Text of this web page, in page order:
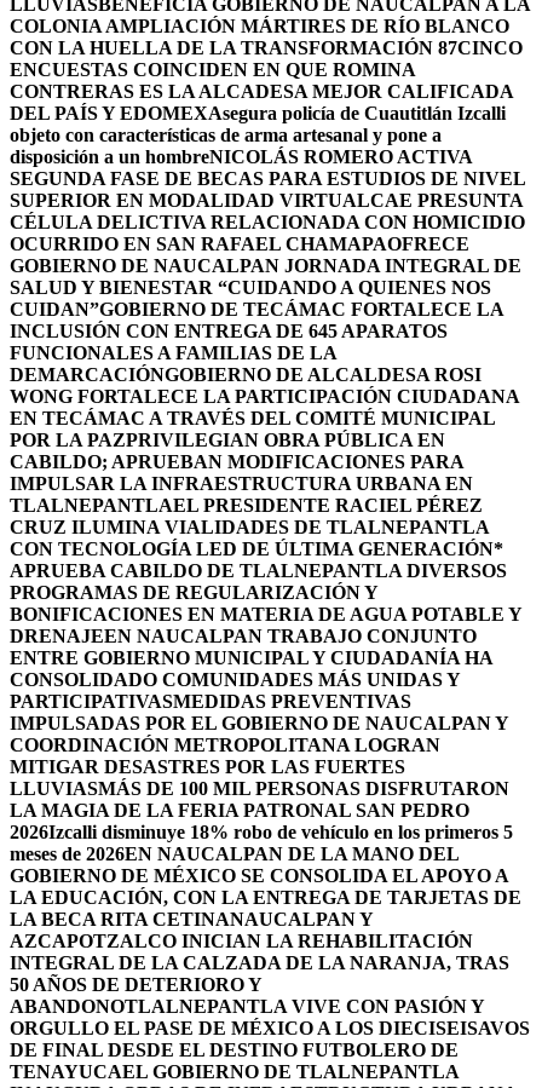
LLUVIASBENEFICIA GOBIERNO DE NAUCALPAN A LA
COLONIA AMPLIACIÓN MÁRTIRES DE RÍO BLANCO
CON LA HUELLA DE LA TRANSFORMACIÓN 87CINCO
ENCUESTAS COINCIDEN EN QUE ROMINA
CONTRERAS ES LA ALCADESA MEJOR CALIFICADA
DEL PAÍS Y EDOMEXAsegura policía de Cuautitlán Izcalli
objeto con características de arma artesanal y pone a
disposición a un hombreNICOLÁS ROMERO ACTIVA
SEGUNDA FASE DE BECAS PARA ESTUDIOS DE NIVEL
SUPERIOR EN MODALIDAD VIRTUALCAE PRESUNTA
CÉLULA DELICTIVA RELACIONADA CON HOMICIDIO
OCURRIDO EN SAN RAFAEL CHAMAPAOFRECE
GOBIERNO DE NAUCALPAN JORNADA INTEGRAL DE
SALUD Y BIENESTAR “CUIDANDO A QUIENES NOS
CUIDAN”GOBIERNO DE TECÁMAC FORTALECE LA
INCLUSIÓN CON ENTREGA DE 645 APARATOS
FUNCIONALES A FAMILIAS DE LA
DEMARCACIÓNGOBIERNO DE ALCALDESA ROSI
WONG FORTALECE LA PARTICIPACIÓN CIUDADANA
EN TECÁMAC A TRAVÉS DEL COMITÉ MUNICIPAL
POR LA PAZPRIVILEGIAN OBRA PÚBLICA EN
CABILDO; APRUEBAN MODIFICACIONES PARA
IMPULSAR LA INFRAESTRUCTURA URBANA EN
TLALNEPANTLAEL PRESIDENTE RACIEL PÉREZ
CRUZ ILUMINA VIALIDADES DE TLALNEPANTLA
CON TECNOLOGÍA LED DE ÚLTIMA GENERACIÓN*
APRUEBA CABILDO DE TLALNEPANTLA DIVERSOS
PROGRAMAS DE REGULARIZACIÓN Y
BONIFICACIONES EN MATERIA DE AGUA POTABLE Y
DRENAJEEN NAUCALPAN TRABAJO CONJUNTO
ENTRE GOBIERNO MUNICIPAL Y CIUDADANÍA HA
CONSOLIDADO COMUNIDADES MÁS UNIDAS Y
PARTICIPATIVASMEDIDAS PREVENTIVAS
IMPULSADAS POR EL GOBIERNO DE NAUCALPAN Y
COORDINACIÓN METROPOLITANA LOGRAN
MITIGAR DESASTRES POR LAS FUERTES
LLUVIASMÁS DE 100 MIL PERSONAS DISFRUTARON
LA MAGIA DE LA FERIA PATRONAL SAN PEDRO
2026Izcalli disminuye 18% robo de vehículo en los primeros 5
meses de 2026EN NAUCALPAN DE LA MANO DEL
GOBIERNO DE MÉXICO SE CONSOLIDA EL APOYO A
LA EDUCACIÓN, CON LA ENTREGA DE TARJETAS DE
LA BECA RITA CETINANAUCALPAN Y
AZCAPOTZALCO INICIAN LA REHABILITACIÓN
INTEGRAL DE LA CALZADA DE LA NARANJA, TRAS
50 AÑOS DE DETERIORO Y
ABANDONOTLALNEPANTLA VIVE CON PASIÓN Y
ORGULLO EL PASE DE MÉXICO A LOS DIECISEISAVOS
DE FINAL DESDE EL DESTINO FUTBOLERO DE
TENAYUCAEL GOBIERNO DE TLALNEPANTLA